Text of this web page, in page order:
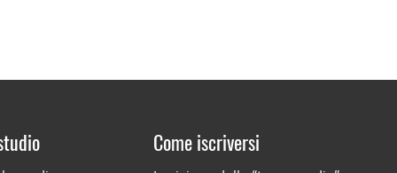
Come iscriversi